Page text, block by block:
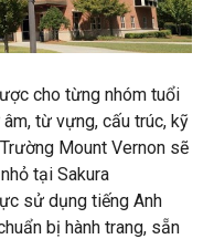
cho từng nhóm tuổi
từ vựng, cấu trúc, kỹ
Mount Vernon sẽ
tại Sakura
sử dụng tiếng Anh
bị hành trang, sẵn